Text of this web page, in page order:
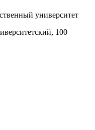
университет
100